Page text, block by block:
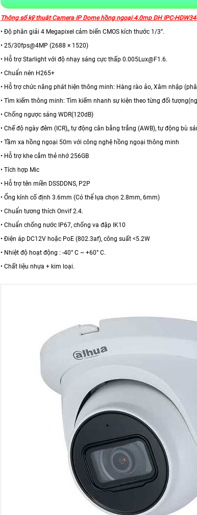
Thông số kỹ thuật Camera IP Dome hồng ngoại 4.0mp DH IPC-
• Độ phân giải 4 Megapixel cảm biến CMOS kích thước 1/3”.
• 25/30fps@4MP (2688 × 1520)
• Hỗ trợ Starlight với độ nhạy sáng cực thấp 0.005Lux@F1.6.
• Chuẩn nén H265+
• Hỗ trợ chức năng phát hiện thông minh: Hàng rào ảo, Xâm nhập
• Tìm kiếm thông minh: Tìm kiếm nhanh sự kiện theo từng đối
• Chống ngược sáng WDR(120dB)
• Chế độ ngày đêm (ICR),, tự động cân bằng trắng (AWB), tự động bù
• Tầm xa hồng ngoại 50m với công nghệ hồng ngoại thông minh
• Hỗ trợ khe cắm thẻ nhớ 256GB
• Tích hợp Mic
• Hỗ trợ tên miền DSSDDNS, P2P
• Ống kính cố định 3.6mm (Có thể lựa chọn 2.8mm, 6mm)
• Chuẩn tương thích Onvif 2.4.
• Chuẩn chống nước IP67, chống va đập IK10
• Điện áp DC12V hoặc PoE (802.3af), công suất <5.2W
• Nhiệt độ hoạt động : -40° C ~ +60° C.
• Chất liệu nhựa + kim loại.